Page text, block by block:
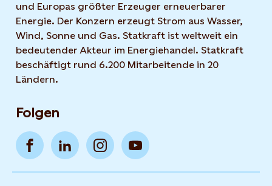
und Europas größter Erzeuger erneuerbarer
Energie. Der Konzern erzeugt Strom aus Wasser,
Wind, Sonne und Gas. Statkraft ist weltweit ein
bedeutender Akteur im Energiehandel. Statkraft
beschäftigt rund 6.200 Mitarbeitende in 20
Ländern.
Folgen